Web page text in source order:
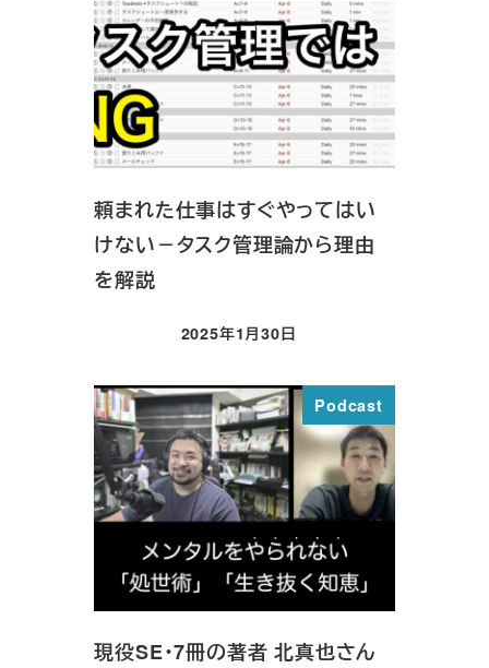
頼まれた仕事はすぐやってはい
けない－タスク管理論から理由
を解説
投稿日
2025年1月30日
Podcast
現役SE・7冊の著者 北真也さん